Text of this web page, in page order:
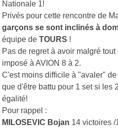
Nationale 1!
Privés pour cette rencontre de
garçons se sont inclinés à
équipe de TOURS !
Pas de regret à avoir malgré
imposé à AVION 8 à 2.
C'est moins difficile à "avaler"
que d'être battu pour 1 set si les
égalité!
Pour rappel :
MILOSEVIC Bojan 14 victoires /